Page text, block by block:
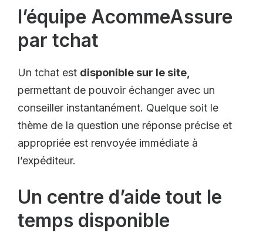
l’équipe AcommeAssure
par tchat
Un tchat est disponible sur le site,
permettant de pouvoir échanger avec un
conseiller instantanément. Quelque soit le
thème de la question une réponse précise et
appropriée est renvoyée immédiate à
l’expéditeur.
Un centre d’aide tout le
temps disponible